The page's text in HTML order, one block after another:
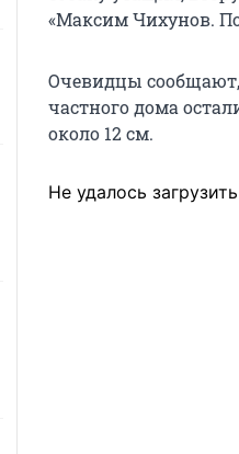
«Максим Чихунов.
Очевидцы сообщают,
частного дома
около 12 см.
Не удалось